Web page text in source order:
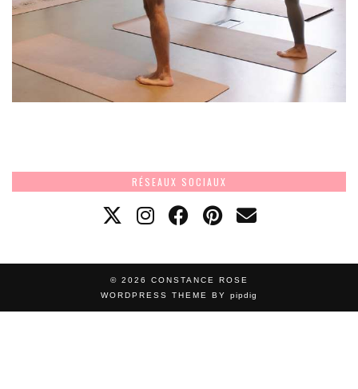
RÉSEAUX SOCIAUX
© 2026 CONSTANCE ROSE
WORDPRESS THEME BY pipdig